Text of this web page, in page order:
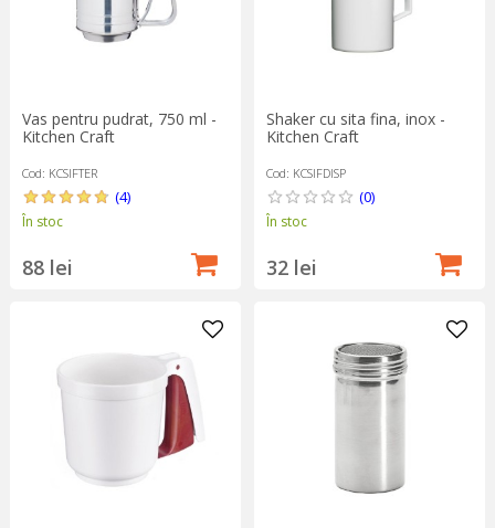
Vas pentru pudrat, 750 ml -
Kitchen Craft
Cod: KCSIFTER
(4)
În stoc
88 lei
Shaker cu sita fina, inox -
Kitchen Craft
Cod: KCSIFDISP
(0)
În stoc
32 lei